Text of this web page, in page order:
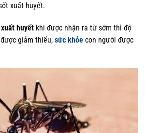
xuất huyết.
huyết khi được nhận ra từ sớm thì độ
giảm thiểu, sức khỏe con người được